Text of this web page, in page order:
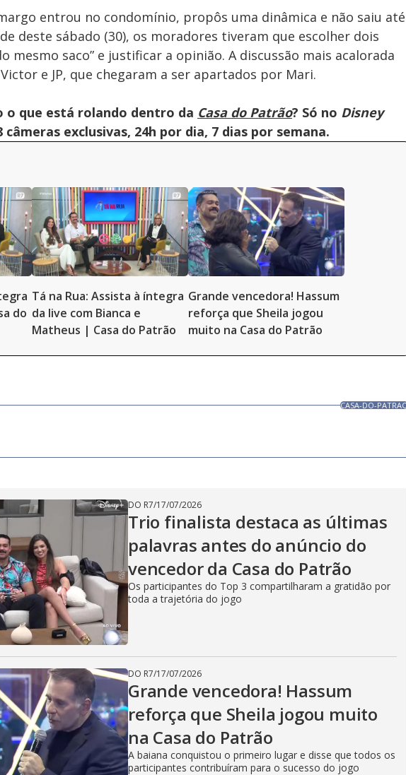
entrou no condomínio, propôs uma dinâmica e não saiu até
deste sábado (30), os moradores tiveram que escolher dois
mesmo saco” e justificar a opinião. A discussão mais acalorada
e JP, que chegaram a ser apartados por Mari.
o que está rolando dentro da Casa do Patrão? Só no Disney
exclusivas, 24h por dia, 7 dias por semana.
do
Tá na Rua: Assista à íntegra
da live com Bianca e
Matheus | Casa do Patrão
Grande vencedora! Hassum
reforça que Sheila jogou
muito na Casa do Patrão
CASA-DO-
DO R7/17/07/2026
Trio finalista destaca as últimas
palavras antes do anúncio do
vencedor da Casa do Patrão
Os participantes do Top 3 compartilharam a gratidão por
toda a trajetória do jogo
DO R7/17/07/2026
Grande vencedora! Hassum
reforça que Sheila jogou muito
na Casa do Patrão
A baiana conquistou o primeiro lugar e disse que todos os
participantes contribuíram para o sucesso do jogo